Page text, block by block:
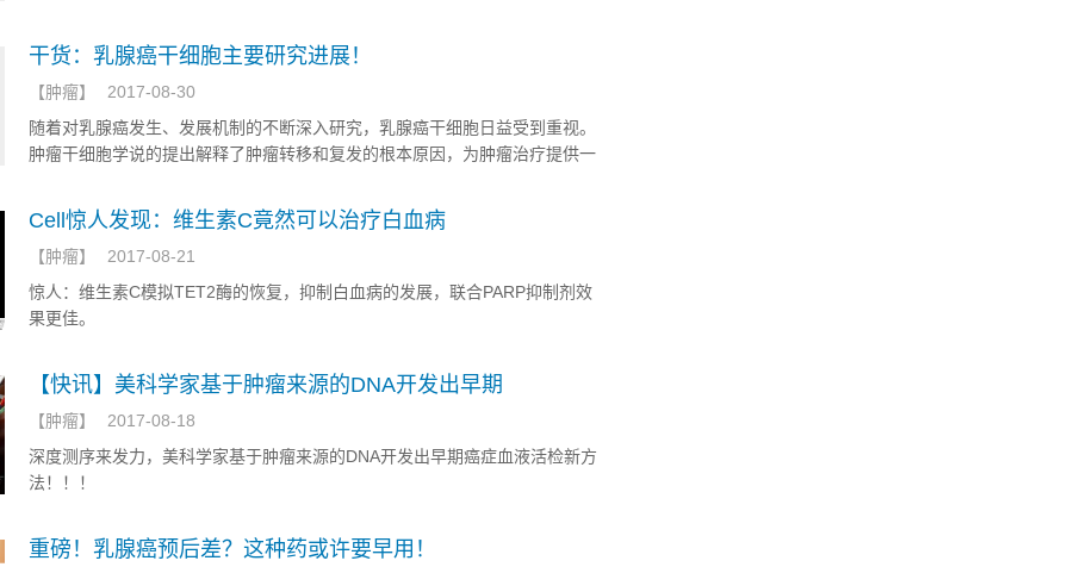
因素相关，且长期接触有害物质亦为诱发因素之一。头颈部肿瘤目前以手术治
疗辅以放疗化疗为主，早期无明显临床症状，芝加哥大学医学院的报道显示即
使行手术或局部放化疗，其远端转移转移率仍高达4- 23%，且往往提示着不良
的预后【1,2】。由于临床确诊的头颈部肿瘤主要为进展期，从而失去了最佳
治疗的时机，而头颈部肿瘤的临床常见致残、致死的主要原因为肿瘤的复发和
监测、预后判断、开发新的治疗靶点具有重要价值。美晶医疗与临床合作代表
就目前CTCs检测技术在肿瘤辅助诊疗和预后的意义进行归纳总结，以期为今
疗靶点提供新的思路和重要依据。
干货：乳腺癌干细胞主要研究进展！
【肿瘤】
2017-08-30
随着对乳腺癌发生、发展机制的不断深入研究，乳腺癌干细胞日益受到重视。
肿瘤干细胞学说的提出解释了肿瘤转移和复发的根本原因，为肿瘤治疗提供一
机制的深入研究，明确了乳腺癌干细胞在乳腺癌发生、发展中所扮演的角色，
对靶向乳腺癌干细胞的肿瘤治疗方法的研究具有重要指导意义。本文对乳腺癌
干细胞的特征、调控乳腺癌干细胞的相关信号通路以及乳腺癌干细胞与上皮间
质转化、乳腺癌转移、肿瘤微环境、治疗抵抗等方面的主要研究进展做一综
述。
Cell惊人发现：维生素C竟然可以治疗白血病
【肿瘤】
2017-08-21
惊人：维生素C模拟TET2酶的恢复，抑制白血病的发展，联合PARP抑制剂效
果更佳。
【快讯】美科学家基于肿瘤来源的DNA开发出早期
【肿瘤】
2017-08-18
深度测序来发力，美科学家基于肿瘤来源的DNA开发出早期癌症血液活检新方
法！！！
重磅！乳腺癌预后差？这种药或许要早用！